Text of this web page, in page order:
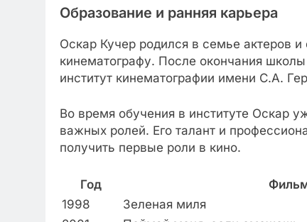
Образование и ранняя карьера
Оскар Кучер родился в семье актеров и
кинематографу. После окончания
институт кинематографии имени С.А.
Во время обучения в институте Оскар
важных ролей. Его талант и
получить первые роли в кино.
Год
1998
Зеленая миля